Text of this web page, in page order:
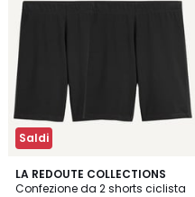
Saldi
LA REDOUTE COLLECTIONS
Confezione da 2 shorts ciclista
5
/